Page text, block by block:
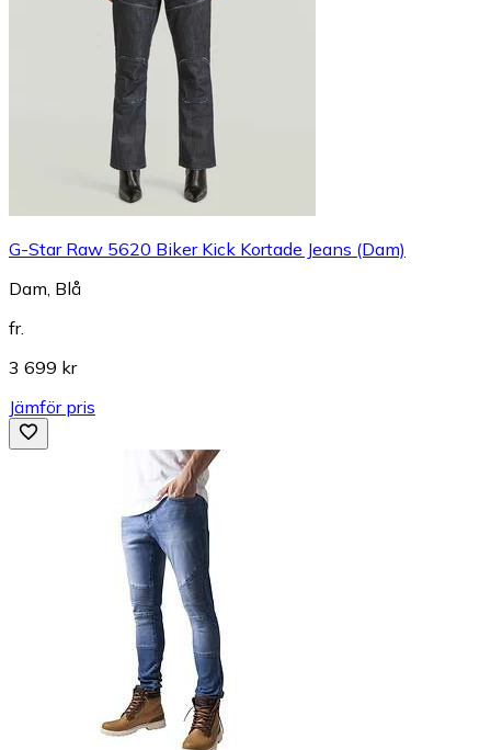
G-Star Raw 5620 Biker Kick Kortade Jeans (Dam)
Dam, Blå
fr.
3 699 kr
Jämför pris